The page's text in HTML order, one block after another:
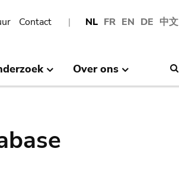
NL FR EN DE 中文
Contact
Over ons